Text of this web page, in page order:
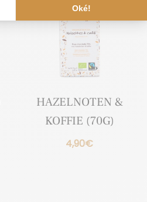
HAZELNOTEN &
KOFFIE (70G)
4,90€